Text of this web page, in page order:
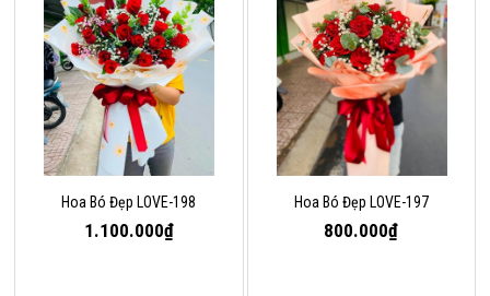
Hoa Bó Đẹp LOVE-198
1.100.000₫
Hoa Bó Đẹp LOVE-197
800.000₫